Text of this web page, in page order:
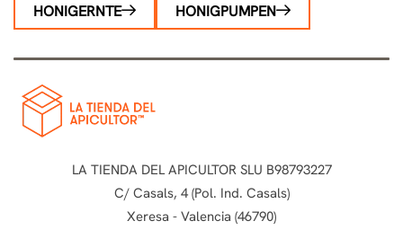
HONIGERNTE HONIGPUMPEN
LA TIENDA DEL APICULTOR SLU B98793227
C/ Casals, 4 (Pol. Ind. Casals)
Xeresa - Valencia (46790)